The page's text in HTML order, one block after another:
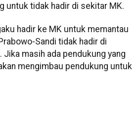
untuk tidak hadir di sekitar MK.
hadir ke MK untuk memantau
Sandi tidak hadir di
Jika masih ada pendukung yang
mengimbau pendukung untuk